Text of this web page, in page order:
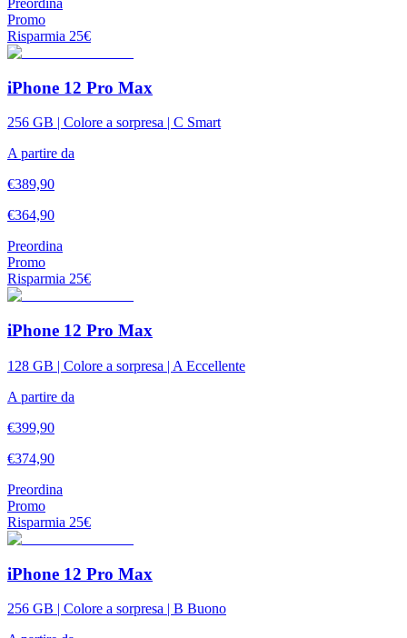
Preordina
Promo
Risparmia 25€
iPhone 12 Pro Max
256 GB | Colore a sorpresa | C Smart
A partire da
€389,90
€364,90
Preordina
Promo
Risparmia 25€
iPhone 12 Pro Max
128 GB | Colore a sorpresa | A Eccellente
A partire da
€399,90
€374,90
Preordina
Promo
Risparmia 25€
iPhone 12 Pro Max
256 GB | Colore a sorpresa | B Buono